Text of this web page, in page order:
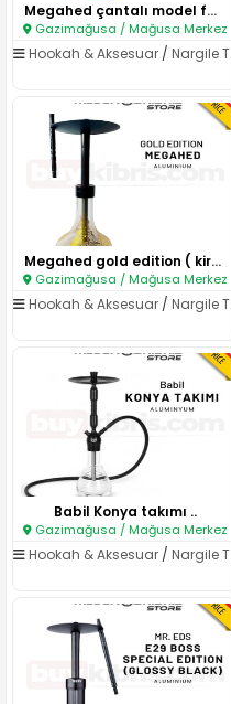
Megahed çantalı model farklı ..
Gazimağusa / Mağusa Merkez
Hookah & Aksesuar / Nargile Takımları
Megahed gold edition ( kirmizi..
Gazimağusa / Mağusa Merkez
Hookah & Aksesuar / Nargile Takımları
Babil Konya takımı ..
Gazimağusa / Mağusa Merkez
Hookah & Aksesuar / Nargile Takımları